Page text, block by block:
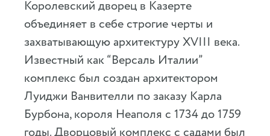
Королевский дворец в Казерте
объединяет в себе строгие черты и
захватывающую архитектуру XVIII века.
Известный как “Версаль Италии”
комплекс был создан архитектором
Луиджи Ванвителли по заказу Карла
Бурбона, короля Неаполя с 1734 до 1759